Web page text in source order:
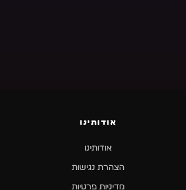
אודותינו
אודותינו
הצהרת נגישות
מדיניות פרטיות